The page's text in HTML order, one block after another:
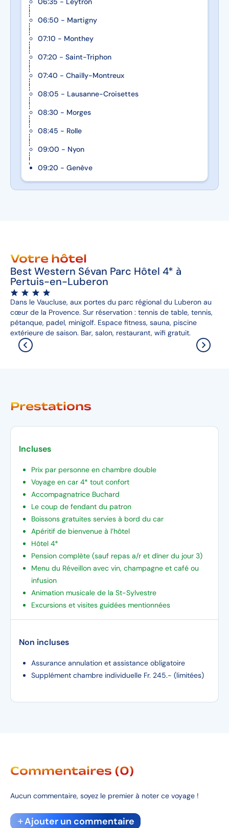
06:50 - Martigny
07:10 - Monthey
07:20 - Saint-Triphon
07:40 - Chailly-Montreux
08:05 - Lausanne-Croisettes
08:30 - Morges
08:45 - Rolle
09:00 - Nyon
09:20 - Genève
Votre hôtel
Best Western Sévan Parc Hôtel 4* à
Pertuis-en-Luberon
Dans le Vaucluse, aux portes du parc régional du Luberon au
cœur de la Provence. Sur réservation : tennis de table, tennis,
pétanque, padel, minigolf. Espace fitness, sauna, piscine
extérieure de saison. Bar, salon, restaurant, wifi gratuit.
Prestations
Incluses
Prix par personne en chambre double
Voyage en car 4* tout confort
Accompagnatrice Buchard
Le coup de fendant du patron
Boissons gratuites servies à bord du car
Apéritif de bienvenue à l’hôtel
Hôtel 4*
Pension complète (sauf repas a/r et dîner du jour 3)
Menu du Réveillon avec vin, champagne et café ou
infusion
Animation musicale de la St-Sylvestre
Excursions et visites guidées mentionnées
Non incluses
Assurance annulation et assistance obligatoire
Supplément chambre individuelle Fr. 245.- (limitées)
Commentaires (0)
Aucun commentaire, soyez le premier à noter ce voyage !
Ajouter un commentaire